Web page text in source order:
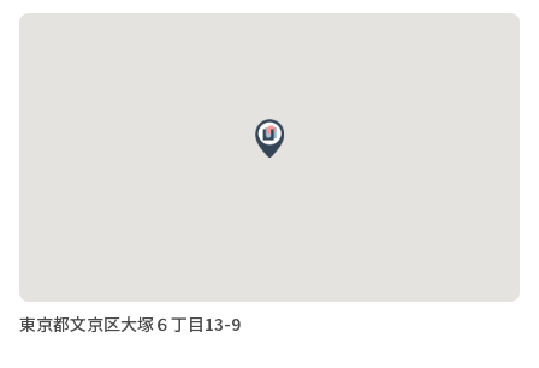
東京都文京区大塚６丁目13-9